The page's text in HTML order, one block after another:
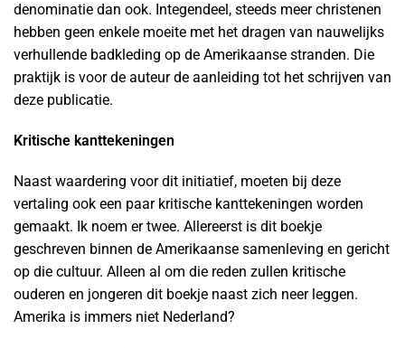
denominatie dan ook. Integendeel, steeds meer christenen
hebben geen enkele moeite met het dragen van nauwelijks
verhullende badkleding op de Amerikaanse stranden. Die
praktijk is voor de auteur de aanleiding tot het schrijven van
deze publicatie.
Kritische kanttekeningen
Naast waardering voor dit initiatief, moeten bij deze
vertaling ook een paar kritische kanttekeningen worden
gemaakt. Ik noem er twee. Allereerst is dit boekje
geschreven binnen de Amerikaanse samenleving en gericht
op die cultuur. Alleen al om die reden zullen kritische
ouderen en jongeren dit boekje naast zich neer leggen.
Amerika is immers niet Nederland?